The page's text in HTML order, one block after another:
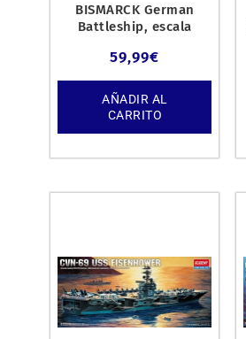
BISMARCK German
Battleship, escala
59,99€
AÑADIR AL
CARRITO